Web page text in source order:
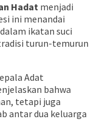
Hadat menjadi
ini menandai
ikatan suci
turun-temurun
Adat
bahwa
tetapi juga
antar dua keluarga